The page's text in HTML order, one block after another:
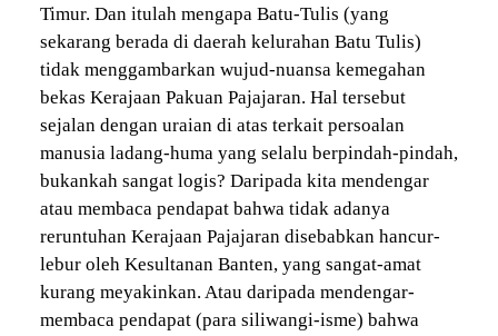
Timur. Dan itulah mengapa Batu-Tulis (yang
sekarang berada di daerah kelurahan Batu Tulis)
tidak menggambarkan wujud-nuansa kemegahan
bekas Kerajaan Pakuan Pajajaran. Hal tersebut
sejalan dengan uraian di atas terkait persoalan
manusia ladang-huma yang selalu berpindah-pindah,
bukankah sangat logis? Daripada kita mendengar
atau membaca pendapat bahwa tidak adanya
reruntuhan Kerajaan Pajajaran disebabkan hancur-
lebur oleh Kesultanan Banten, yang sangat-amat
kurang meyakinkan. Atau daripada mendengar-
membaca pendapat (para siliwangi-isme) bahwa